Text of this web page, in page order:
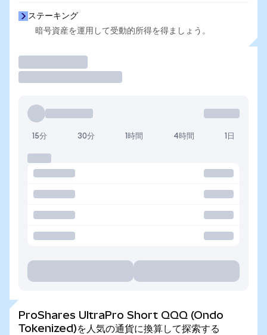
ステーキング
暗号資産を運用して受動的所得を得ましょう。
15分 30分 1時間 4時間 1日
ProShares UltraPro Short QQQ (Ondo
Tokenized)を人気の通貨に換算して探索する